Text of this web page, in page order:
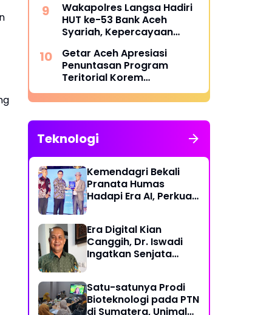
Izzah
Wakapolres Langsa Hadiri
HUT ke-53 Bank Aceh
Syariah, Kepercayaan
Getar Aceh Apresiasi
Penuntasan Program
Teritorial Korem
011/Lilawangsa Pasca
Bencana di Aceh
Teknologi
Kemendagri Bekali
Pranata Humas
Hadapi Era AI, Perkuat
Disinformasi
Era Digital Kian
Canggih, Dr. Iswadi
Ingatkan Senjata
Satu-satunya Prodi
Bioteknologi pada PTN
di Sumatera, Unimal